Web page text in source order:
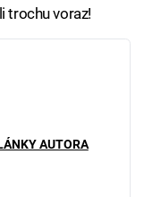
trochu voraz!
AUTORA